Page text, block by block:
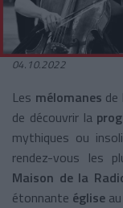
04.10.2022
Les mélomanes de
de découvrir la
mythiques ou
rendez-vous les
Maison de la
étonnante église